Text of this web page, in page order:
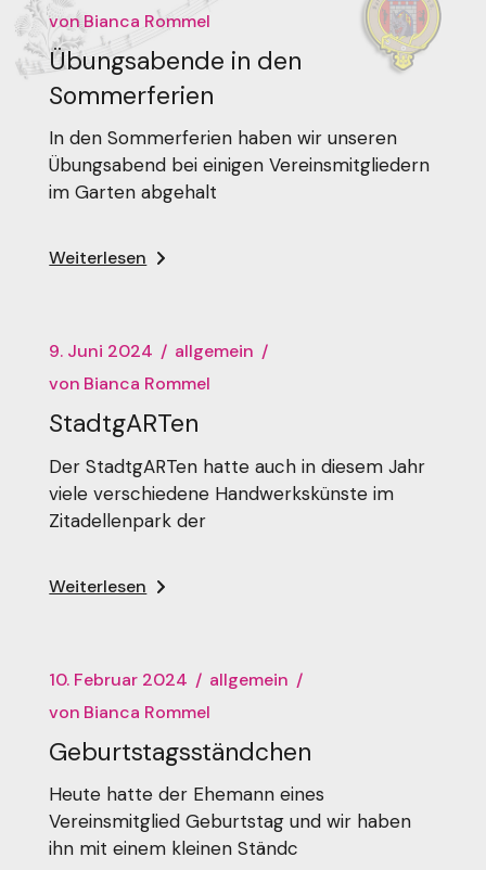
vonBianca Rommel
Übungsabende in den
Sommerferien
In den Sommerferien haben wir unseren
Übungsabend bei einigen Vereinsmitgliedern
im Garten abgehalt
Weiterlesen
9. Juni 2024
allgemein
von Bianca Rommel
StadtgARTen
Der StadtgARTen hatte auch in diesem Jahr
viele verschiedene Handwerkskünste im
Zitadellenpark der
Weiterlesen
10. Februar 2024
allgemein
von Bianca Rommel
Geburtstagsständchen
Heute hatte der Ehemann eines
Vereinsmitglied Geburtstag und wir haben
ihn mit einem kleinen Ständc